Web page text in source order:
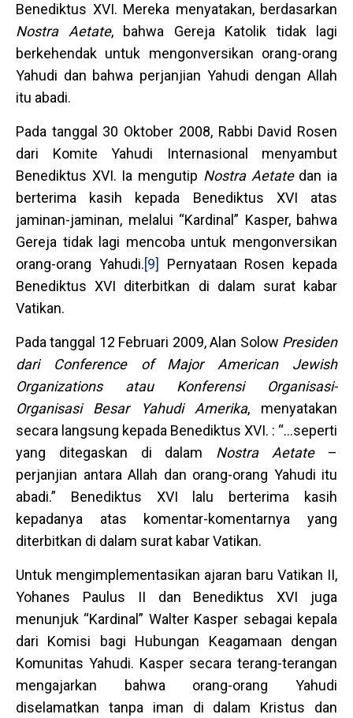
Benediktus XVI. Mereka menyatakan, berdasarkan
Nostra Aetate, bahwa Gereja Katolik tidak lagi
berkehendak untuk mengonversikan orang-orang
Yahudi dan bahwa perjanjian Yahudi dengan Allah
itu abadi.
Pada tanggal 30 Oktober 2008, Rabbi David Rosen
dari Komite Yahudi Internasional menyambut
Benediktus XVI. Ia mengutip Nostra Aetatedan ia
berterima kasih kepada Benediktus XVI atas
jaminan-jaminan, melalui “Kardinal” Kasper, bahwa
Gereja tidak lagi mencoba untuk mengonversikan
orang-orang Yahudi.[9]
Pernyataan Rosen kepada
Benediktus XVI diterbitkan di dalam surat kabar
Vatikan.
Pada tanggal 12 Februari 2009, Alan Solow Presiden
dari Conference of Major American Jewish
Organizations atau Konferensi Organisasi-
Organisasi Besar Yahudi Amerika, menyatakan
secara langsung kepada Benediktus XVI. : “…seperti
yang ditegaskan di dalam Nostra Aetate–
perjanjian antara Allah dan orang-orang Yahudi itu
abadi.” Benediktus XVI lalu berterima kasih
kepadanya atas komentar-komentarnya yang
diterbitkan di dalam surat kabar Vatikan.
Untuk mengimplementasikan ajaran baru Vatikan II,
Yohanes Paulus II dan Benediktus XVI juga
menunjuk “Kardinal” Walter Kasper sebagai kepala
dari Komisi bagi Hubungan Keagamaan dengan
Komunitas Yahudi. Kasper secara terang-terangan
mengajarkan bahwa orang-orang Yahudi
diselamatkan tanpa iman di dalam Kristus dan